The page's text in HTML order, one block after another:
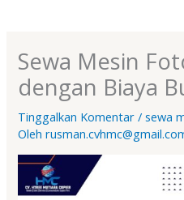
Sewa Mesin
dengan Biaya
Tinggalkan Komentar /sewa
Oleh